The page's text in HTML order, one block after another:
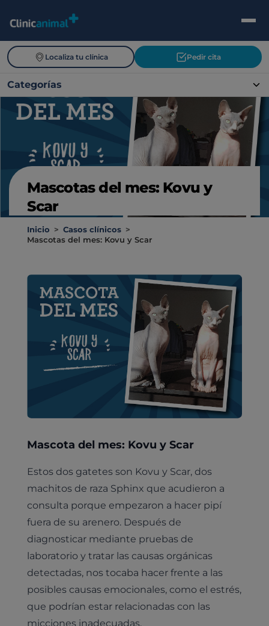
Localiza tu clínica Pedir cita
Categorías
Mascotas del mes: Kovu y
Scar
Inicio > Casos clínicos >
Mascotas del mes: Kovu y Scar
Mascota del mes: Kovu y Scar
Estos dos gatetes son Kovu y Scar, dos
machitos de raza Sphinx que acudieron a
consulta porque empezaron a hacer pipí
fuera de su arenero. Después de
diagnosticar mediante pruebas de
laboratorio y tratar las causas orgánicas
detectadas, nos tocaba hacer frente a las
posibles causas emocionales, como el estrés,
que podrían estar relacionadas con las
micciones inadecuadas.